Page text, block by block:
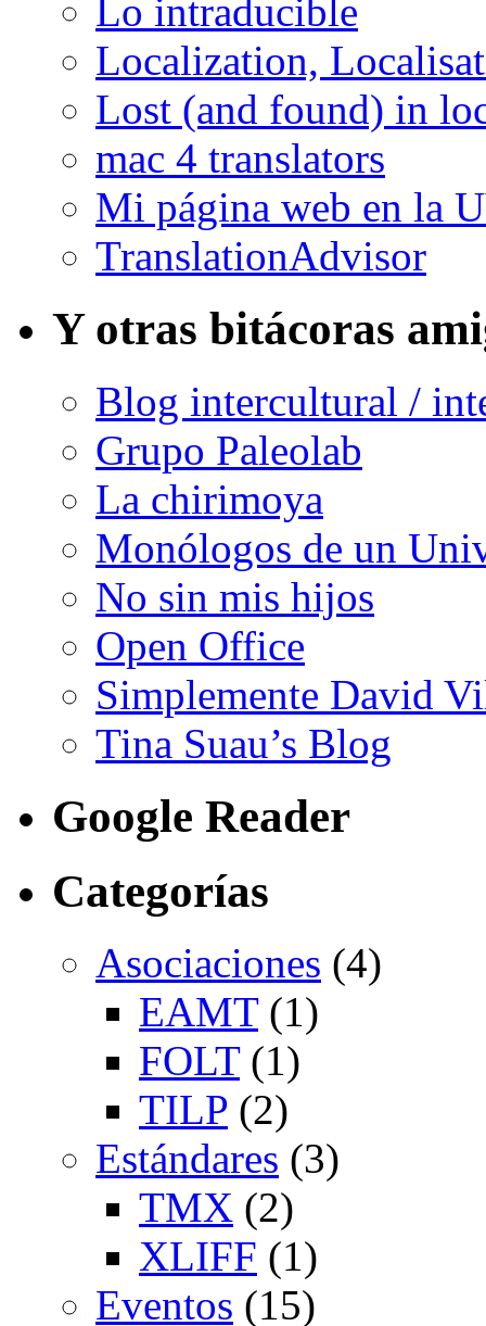
Lo intraducible
Localization,
Lost (and found) in
mac 4 translators
Mi página web en la
TranslationAdvisor
Y otras bitácoras
Blog intercultural /
Grupo Paleolab
La chirimoya
Monólogos de un
No sin mis hijos
Open Office
Simplemente David
Tina Suau’s Blog
Google Reader
Categorías
Asociaciones (4)
EAMT(1)
FOLT(1)
TILP (2)
Estándares (3)
TMX (2)
XLIFF (1)
Eventos (15)